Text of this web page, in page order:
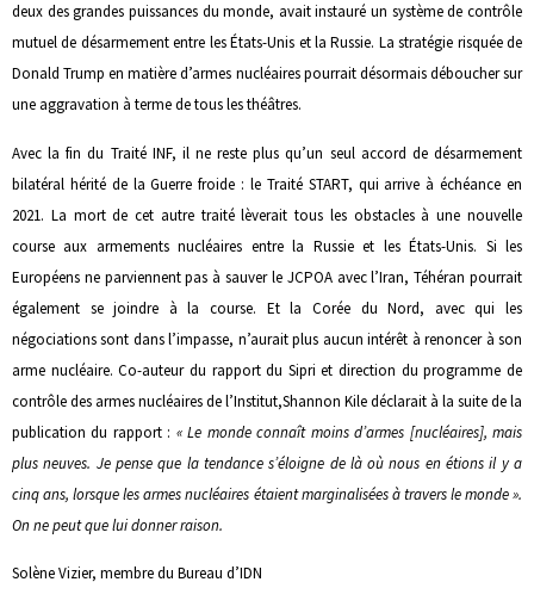
deux des grandes puissances du monde, avait instauré un système de contrôle
mutuel de désarmement entre les États-Unis et la Russie. La stratégie risquée de
Donald Trump en matière d’armes nucléaires pourrait désormais déboucher sur
une aggravation à terme de tous les théâtres.
Avec la fin du Traité INF, il ne reste plus qu’un seul accord de désarmement
bilatéral hérité de la Guerre froide : le Traité START, qui arrive à échéance en
2021. La mort de cet autre traité lèverait tous les obstacles à une nouvelle
course aux armements nucléaires entre la Russie et les États-Unis. Si les
Européens ne parviennent pas à sauver le JCPOA avec l’Iran, Téhéran pourrait
également se joindre à la course. Et la Corée du Nord, avec qui les
négociations sont dans l’impasse, n’aurait plus aucun intérêt à renoncer à son
arme nucléaire. Co-auteur du rapport du Sipri et direction du programme de
contrôle des armes nucléaires de l’Institut,Shannon Kile déclarait à la suite de la
publication du rapport : « Le monde connaît moins d’armes [nucléaires], mais
plus neuves. Je pense que la tendance s’éloigne de là où nous en étions il y a
cinq ans, lorsque les armes nucléaires étaient marginalisées à travers le monde ».
On ne peut que lui donner raison.
Solène Vizier, membre du Bureau d’IDN